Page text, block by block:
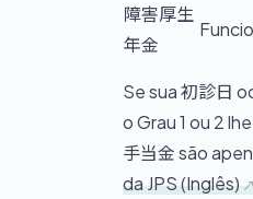
障害厚生
年金
Se sua 初診日
o Grau 1 ou 2
手当金 são
da JPS (Inglês)